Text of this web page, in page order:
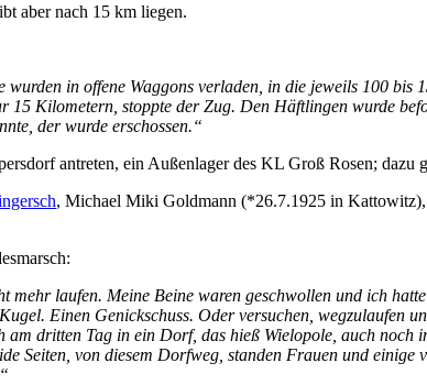
aber nach 15 km liegen.
in offene Waggons verladen, in die jeweils 100
Kilometern, stoppte der Zug. Den Häftlingen wurde
der wurde erschossen.“
antreten, ein Außenlager des KL Groß Rosen;
, Michael Miki Goldmann (*26.7.1925 in Kattowitz),
mehr laufen. Meine Beine waren geschwollen und ich
Einen Genickschuss. Oder versuchen, wegzulaufen
dritten Tag in ein Dorf, das hieß Wielopole, auch
Seiten, von diesem Dorfweg, standen Frauen und einige